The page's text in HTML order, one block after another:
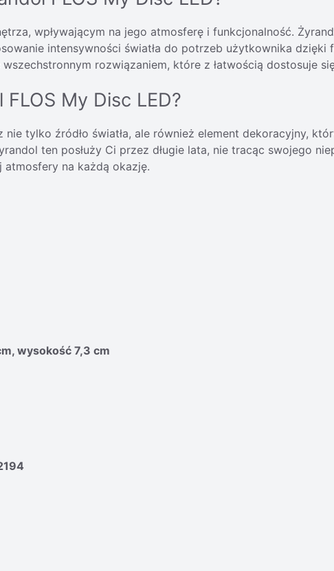
wpływającym na jego atmosferę i funkcjonalność.
intensywności światła do potrzeb użytkownika dzięki
rozwiązaniem, które z łatwością dostosuje
My Disc LED?
nie tylko źródło światła, ale również element dekoracyjny,
ten posłuży Ci przez długie lata, nie tracąc swojego
na każdą okazję.
wysokość 7,3 cm